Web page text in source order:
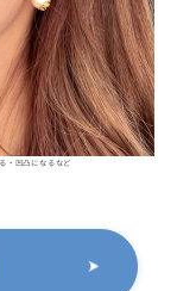
・凹凸になるなど